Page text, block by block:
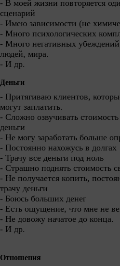
- В моей жизни повторяется
сценарий
- Имею зависимости (не
- Много психологических
- Много негативных
людей, мира.
- И др.
Деньги
- Притягиваю клиентов,
могут заплатить.
- Сложно озвучивать
деньги
- Не могу заработать больше
- Постоянно нахожусь в долгах
- Трачу все деньги под ноль
- Страшно поднять стоимость
- Не получается копить,
трачу деньги
- Боюсь больших денег
- Есть ощущение, что мне не
- Не довожу начатое до конца.
- И др.
Отношения